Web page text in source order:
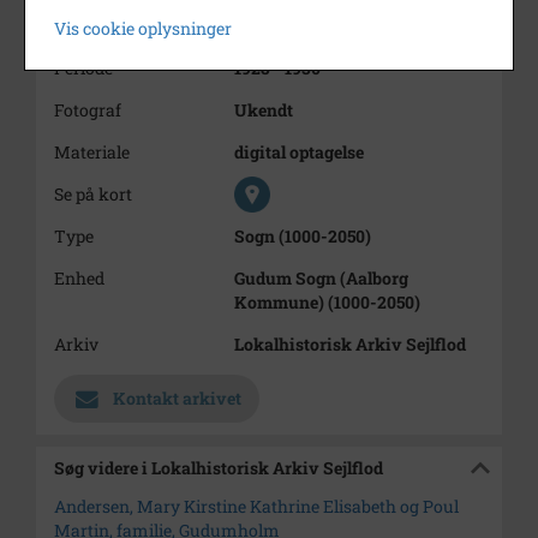
Periode
1928 - 1930
Fotograf
Ukendt
Materiale
digital optagelse
Se på kort
Type
Sogn (1000-2050)
Enhed
Gudum Sogn (Aalborg
Kommune) (1000-2050)
Arkiv
Lokalhistorisk Arkiv Sejlflod
Kontakt arkivet
Søg videre i Lokalhistorisk Arkiv Sejlflod
Andersen, Mary Kirstine Kathrine Elisabeth og Poul
Martin, familie, Gudumholm
Vis cookie oplysninger